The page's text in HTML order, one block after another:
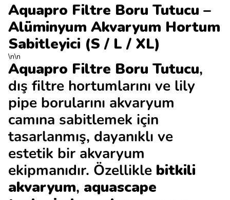
Aquapro Filtre Boru Tutucu –
Alüminyum Akvaryum Hortum
Sabitleyici (S / L / XL)
\n\n
Aquapro Filtre Boru Tutucu,
dış filtre hortumlarını ve lily
pipe borularını akvaryum
camına sabitlemek için
tasarlanmış, dayanıklı ve
estetik bir akvaryum
ekipmanıdır. Özellikle bitkili
akvaryum, aquascape